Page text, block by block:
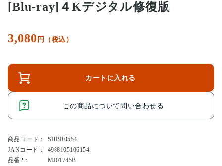
[Blu-ray]４Kデジタル修復版
3,080 円（税込）
カートに入れる
この商品について問い合わせる
商品コード：
SHBR0554
JANコード：
4988105106154
品番2：
MJ01745B